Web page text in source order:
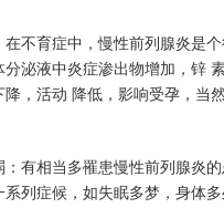
育症中，慢性前列腺炎是个
分泌液中炎症渗出物增加，锌
降，活动 降低，影响受孕，当
相当多罹患慢性前列腺炎的
列症候，如失眠多梦，身体